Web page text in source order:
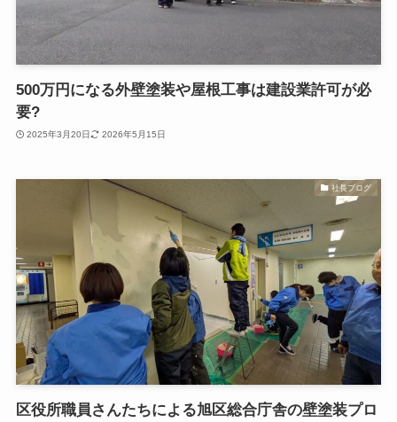
500万円になる外壁塗装や屋根工事は建設業許可が必
要?
2025年3月20日 2026年5月15日
社長ブログ
区役所職員さんたちによる旭区総合庁舎の壁塗装プロ